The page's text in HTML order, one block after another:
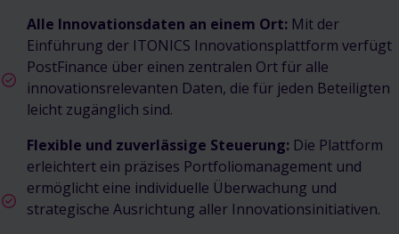
Alle Innovationsdaten an einem Ort: Mit der
Einführung der ITONICS Innovationsplattform verfügt
PostFinance über einen zentralen Ort für alle
innovationsrelevanten Daten, die für jeden Beteiligten
leicht zugänglich sind.
Flexible und zuverlässige Steuerung: Die Plattform
erleichtert ein präzises Portfoliomanagement und
ermöglicht eine individuelle Überwachung und
strategische Ausrichtung aller Innovationsinitiativen.